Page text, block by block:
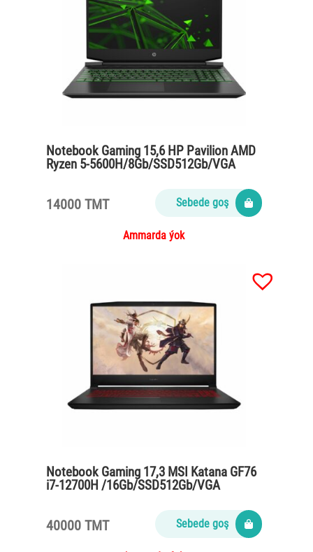
Notebook Gaming 15,6 HP Pavilion AMD
Ryzen 5-5600H/8Gb/SSD512Gb/VGA
14000 TMT Sebede goş
Ammarda ýok
Notebook Gaming 17,3 MSI Katana GF76
i7-12700H /16Gb/SSD512Gb/VGA
40000 TMT Sebede goş